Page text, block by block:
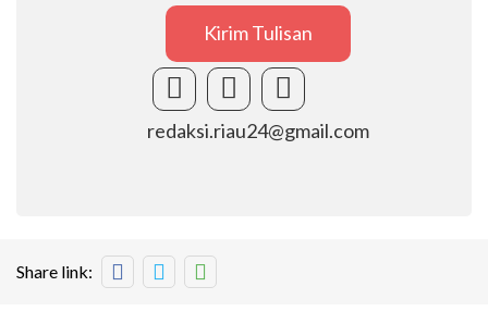
Kirim Tulisan
redaksi.riau24@gmail.com
Share link: